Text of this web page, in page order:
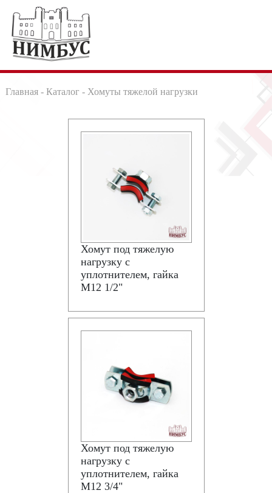
Главная- Каталог - Хомуты тяжелой нагрузки
Хомут под тяжелую
нагрузку с
уплотнителем, гайка
М12 1/2"
Хомут под тяжелую
нагрузку с
уплотнителем, гайка
М12 3/4"